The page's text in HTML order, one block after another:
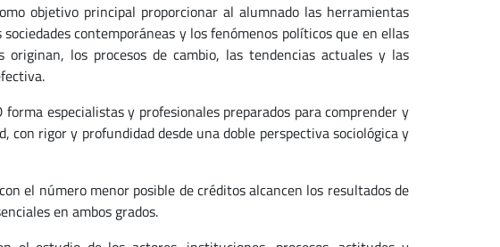
objetivo principal proporcionar al alumnado las herramientas
contemporáneas y los fenómenos políticos que en ellas
los procesos de cambio, las tendencias actuales y las
especialistas y profesionales preparados para comprender y
rigor y profundidad desde una doble perspectiva sociológica y
el número menor posible de créditos alcancen los resultados de
en ambos grados.